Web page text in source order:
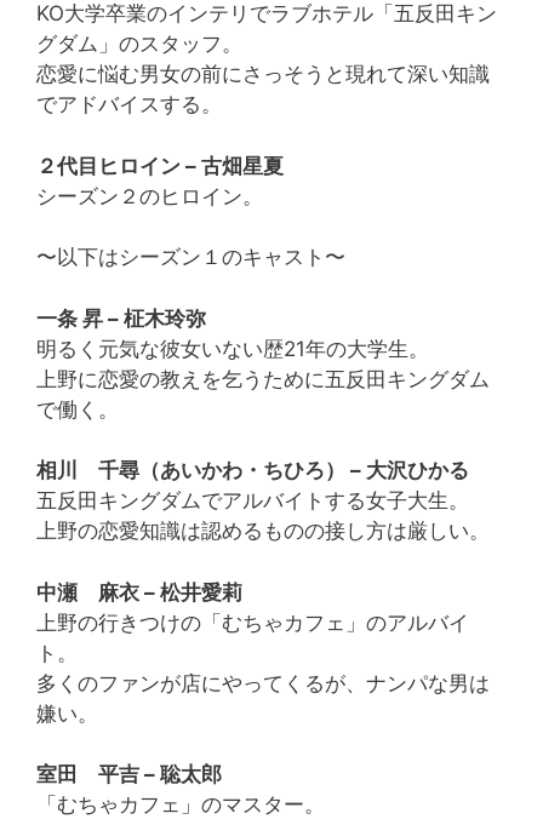
KO大学卒業のインテリでラブホテル「五反田キン
グダム」のスタッフ。
恋愛に悩む男女の前にさっそうと現れて深い知識
でアドバイスする。
２代目ヒロイン – 古畑星夏
シーズン２のヒロイン。
〜以下はシーズン１のキャスト〜
一条 昇 – 柾木玲弥
明るく元気な彼女いない歴21年の大学生。
上野に恋愛の教えを乞うために五反田キングダム
で働く。
相川 千尋（あいかわ・ちひろ） – 大沢ひかる
五反田キングダムでアルバイトする女子大生。
上野の恋愛知識は認めるものの接し方は厳しい。
中瀬 麻衣 – 松井愛莉
上野の行きつけの「むちゃカフェ」のアルバイ
ト。
多くのファンが店にやってくるが、ナンパな男は
嫌い。
室田 平吉 – 聡太郎
「むちゃカフェ」のマスター。